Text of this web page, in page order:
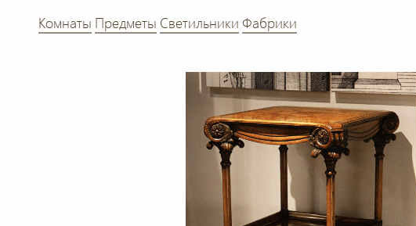
Комнаты Предметы Светильники Фабрики